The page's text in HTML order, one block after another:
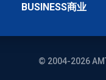
BUSINESS商业
© 2004-2026